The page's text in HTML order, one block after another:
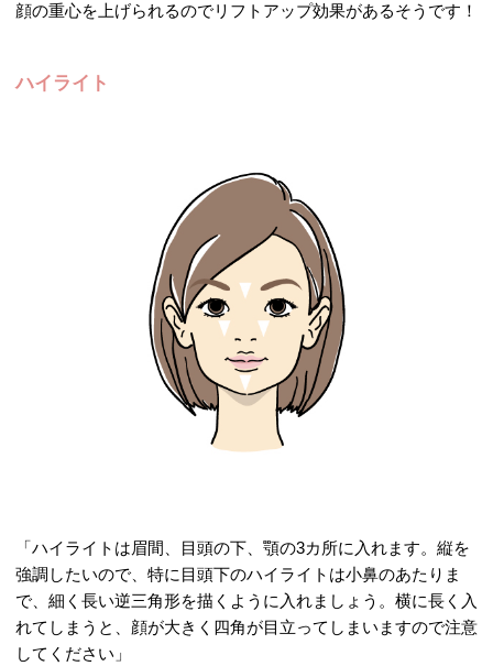
顔の重心を上げられるのでリフトアップ効果があるそうです！
ハイライト
「ハイライトは眉間、目頭の下、顎の3カ所に入れます。縦を
強調したいので、特に目頭下のハイライトは小鼻のあたりま
で、細く長い逆三角形を描くように入れましょう。横に長く入
れてしまうと、顔が大きく四角が目立ってしまいますので注意
してください」